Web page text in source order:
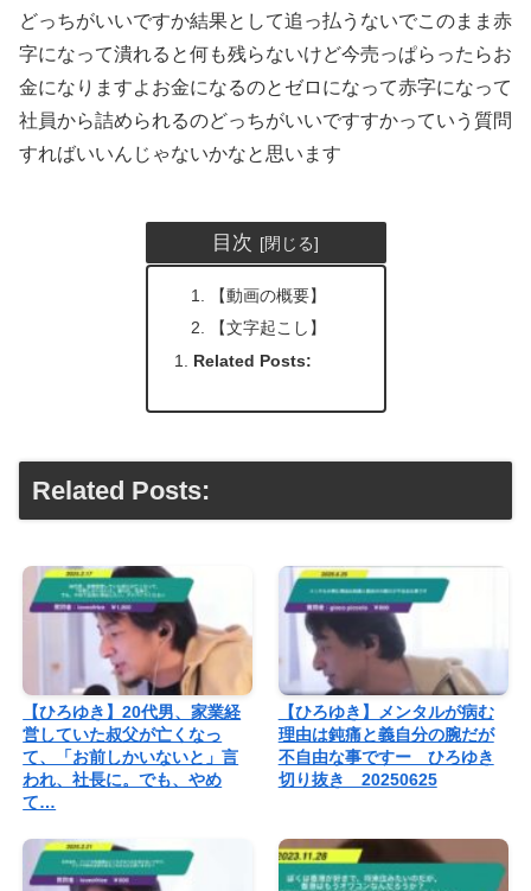
どっちがいいですか結果として追っ払うないでこのまま赤
字になって潰れると何も残らないけど今売っぱらったらお
金になりますよお金になるのとゼロになって赤字になって
社員から詰められるのどっちがいいですすかっていう質問
すればいいんじゃないかなと思います
目次
【動画の概要】
【文字起こし】
Related Posts:
Related Posts:
【ひろゆき】20代男、家業経
営していた叔父が亡くなっ
て、「お前しかいないと」言
われ、社長に。でも、やめ
て…
【ひろゆき】メンタルが病む
理由は鈍痛と義自分の腕だが
不自由な事ですー ひろゆき
切り抜き 20250625